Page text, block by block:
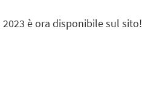
è ora disponibile sul sito!